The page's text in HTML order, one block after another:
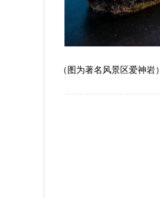
（图为著名风景区爱神岩）